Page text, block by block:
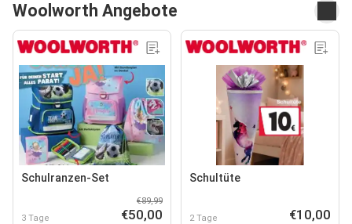
Woolworth Angebote
Schulranzen-Set
3 Tage
€89,99
€50,00
Schultüte
2 Tage €10,00